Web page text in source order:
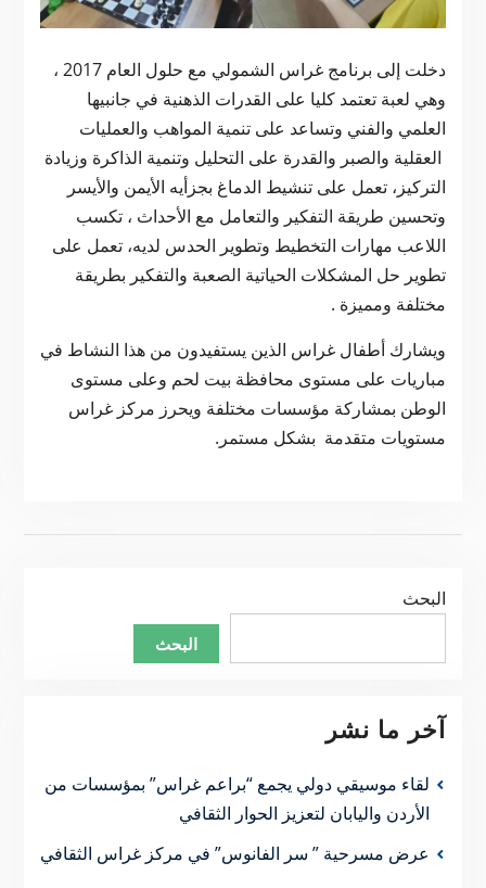
دخلت إلى برنامج غراس الشمولي مع حلول العام 2017 ،
وهي لعبة تعتمد كليا على القدرات الذهنية في جانبيها
العلمي والفني وتساعد على تنمية المواهب والعمليات
العقلية والصبر والقدرة على التحليل وتنمية الذاكرة وزيادة
التركيز، تعمل على تنشيط الدماغ بجزأيه الأيمن والأيسر
وتحسين طريقة التفكير والتعامل مع الأحداث ، تكسب
اللاعب مهارات التخطيط وتطوير الحدس لديه، تعمل على
تطوير حل المشكلات الحياتية الصعبة والتفكير بطريقة
مختلفة ومميزة .
ويشارك أطفال غراس الذين يستفيدون من هذا النشاط في
مباريات على مستوى محافظة بيت لحم وعلى مستوى
الوطن بمشاركة مؤسسات مختلفة ويحرز مركز غراس
مستويات متقدمة بشكل مستمر.
البحث
البحث
آخر ما نشر
لقاء موسيقي دولي يجمع “براعم غراس” بمؤسسات من
الأردن واليابان لتعزيز الحوار الثقافي
عرض مسرحية ” سر الفانوس” في مركز غراس الثقافي